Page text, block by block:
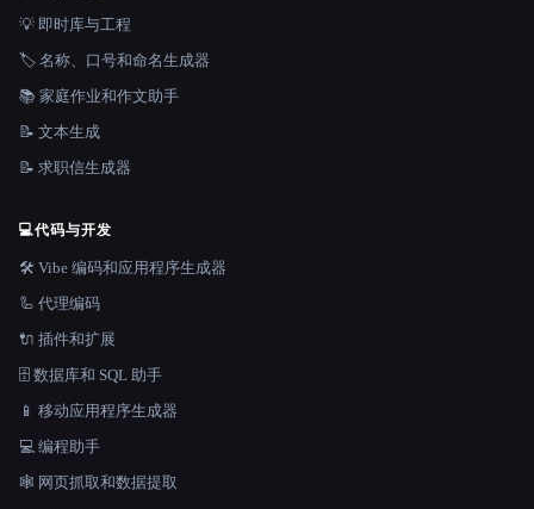
💡 即时库与工程
🏷️ 名称、口号和命名生成器
📚 家庭作业和作文助手
📝 文本生成
📝 求职信生成器
💻代码与开发
🛠️ Vibe 编码和应用程序生成器
🦾 代理编码
🔌 插件和扩展
🗄️ 数据库和 SQL 助手
📱 移动应用程序生成器
💻 编程助手
🕸️ 网页抓取和数据提取